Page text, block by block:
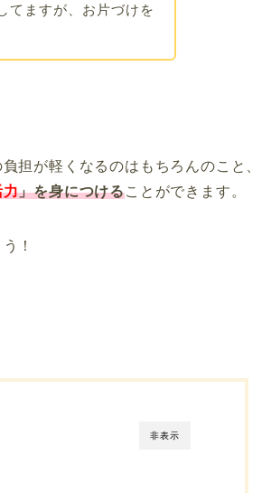
てますが、お片づけを
担が軽くなるのはもちろんのこと、
力」を身につけることができます。
！
非表示